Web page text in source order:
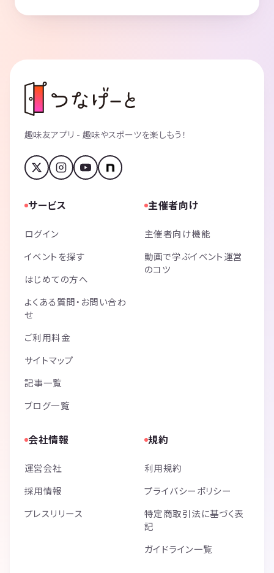
趣味友アプリ - 趣味やスポーツを楽しもう！
サービス
ログイン
イベントを探す
はじめての方へ
よくある質問・お問い合わ
せ
ご利用料金
サイトマップ
記事一覧
ブログ一覧
主催者向け
主催者向け機能
動画で学ぶイベント運営
のコツ
会社情報
運営会社
採用情報
プレスリリース
規約
利用規約
プライバシーポリシー
特定商取引法に基づく表
記
ガイドライン一覧